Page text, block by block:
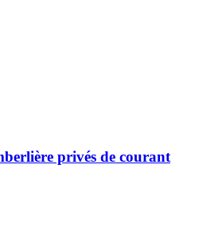
privés de courant